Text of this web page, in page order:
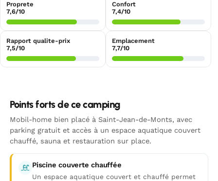
Proprete
7,6/10
Confort
7,4/10
Rapport qualite-prix
7,5/10
Emplacement
7,7/10
Points forts de ce camping
Mobil-home bien placé à Saint-Jean-de-Monts, avec
parking gratuit et accès à un espace aquatique couvert
chauffé, sauna et restauration sur place.
Piscine couverte chauffée
Un espace aquatique couvert et chauffé permet